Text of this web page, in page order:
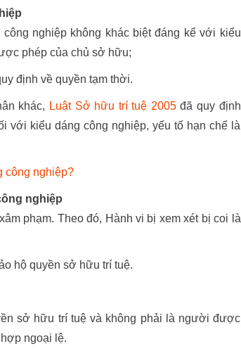
công nghiệp không khác biệt đáng kể với kiểu
phép của chủ sở hữu;
định về quyền tạm thời.
khác, Luật Sở hữu trí tuệ 2005đã quy định
kiểu dáng công nghiệp, yếu tố hạn chế là
công nghiệp?
nghiệp
phạm. Theo đó, Hành vi bị xem xét bị coi là
hộ quyền sở hữu trí tuệ.
sở hữu trí tuệ và không phải là người được
ngoại lệ.